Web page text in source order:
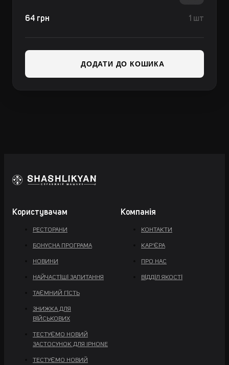
64 грн 1 шт
ДОДАТИ ДО КОШИКА
Користувачам
РЕСТОРАНИ
БОНУСНА ПРОГРАМА
НОВИНИ
НАЙЧАСТІШІ ЗАПИТАННЯ
ТАЄМНИЙ ГІСТЬ
ЗНИЖКА ДЛЯ
ВІЙСЬКОВИХ
ТЕСТУЄМО НОВИЙ
ЗАСТОСУНОК ДЛЯ IPHONE
ТЕСТУЄМО НОВИЙ
Компанія
КОНТАКТИ
КАР'ЄРА
ПРО НАС
ВІДДІЛ ЯКОСТІ